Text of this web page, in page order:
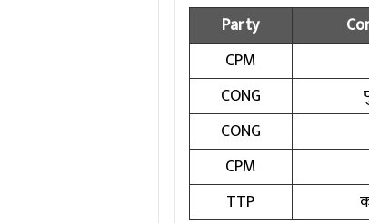
Party
CPM
CONG
CONG
CPM
TTP